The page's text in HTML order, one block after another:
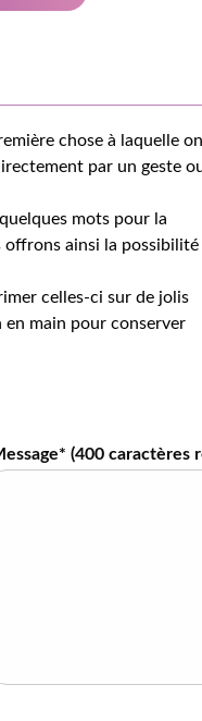
chose à laquelle on
par un geste
mots pour la
offrons ainsi la possibilité
celles-ci sur de jolis
main pour conserver
(400 caractères